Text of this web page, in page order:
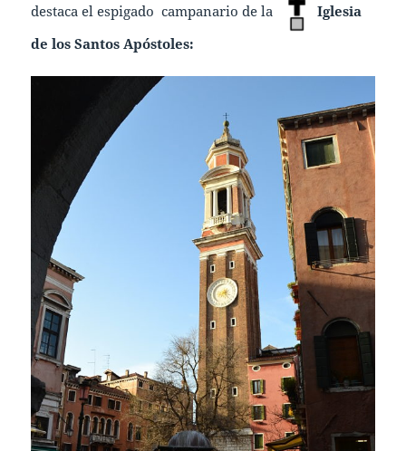
destaca el espigado campanario de la
Iglesia
de los Santos Apóstoles: